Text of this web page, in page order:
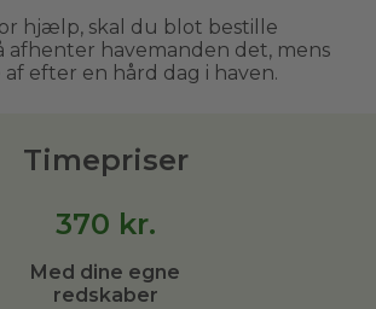
hjælp, skal du blot bestille
afhenter havemanden det, mens
efter en hård dag i haven.
Timepriser
370 kr.
Med dine egne
redskaber